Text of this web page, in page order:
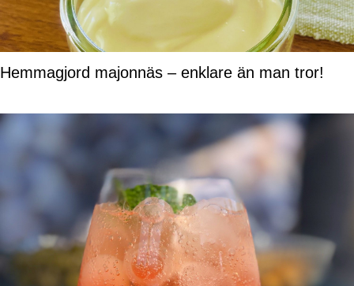
Hemmagjord majonnäs – enklare än man tror!